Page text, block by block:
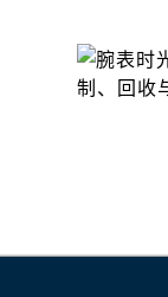
吉林省吉林市船营
吉林省辽源市龙山
吉林省四平市铁东
吉林省松原市宁江
吉林省通化市东昌